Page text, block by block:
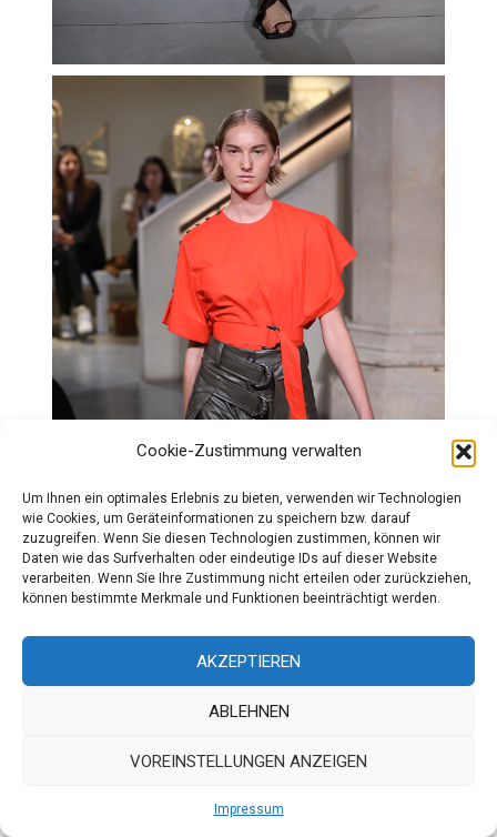
Cookie-Zustimmung verwalten
Um Ihnen ein optimales Erlebnis zu bieten, verwenden wir Technologien
wie Cookies, um Geräteinformationen zu speichern bzw. darauf
zuzugreifen. Wenn Sie diesen Technologien zustimmen, können wir
Daten wie das Surfverhalten oder eindeutige IDs auf dieser Website
verarbeiten. Wenn Sie Ihre Zustimmung nicht erteilen oder zurückziehen,
können bestimmte Merkmale und Funktionen beeinträchtigt werden.
AKZEPTIEREN
ABLEHNEN
VOREINSTELLUNGEN ANZEIGEN
Impressum